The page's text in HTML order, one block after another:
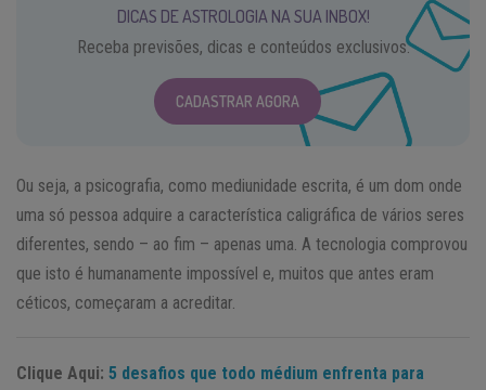
DICAS DE ASTROLOGIA NA SUA INBOX!
Receba previsões, dicas e conteúdos exclusivos.
CADASTRAR AGORA
Ou seja, a psicografia, como mediunidade escrita, é um dom onde
uma só pessoa adquire a característica caligráfica de vários seres
diferentes, sendo – ao fim – apenas uma. A tecnologia comprovou
que isto é humanamente impossível e, muitos que antes eram
céticos, começaram a acreditar.
Clique Aqui: 5 desafios que todo médium enfrenta para